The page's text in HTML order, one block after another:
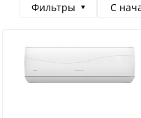
Фильтры С